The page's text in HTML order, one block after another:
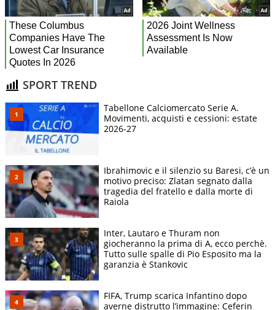
SPORT TREND
Tabellone Calciomercato Serie A.
Movimenti, acquisti e cessioni: estate
2026-27
Ibrahimovic e il silenzio su Baresi, c’è un
motivo preciso: Zlatan segnato dalla
tragedia del fratello e dalla morte di
Raiola
Inter, Lautaro e Thuram non
giocheranno la prima di A, ecco perchè.
Tutto sulle spalle di Pio Esposito ma la
garanzia è Stankovic
FIFA, Trump scarica Infantino dopo
averne distrutto l’immagine: Ceferin